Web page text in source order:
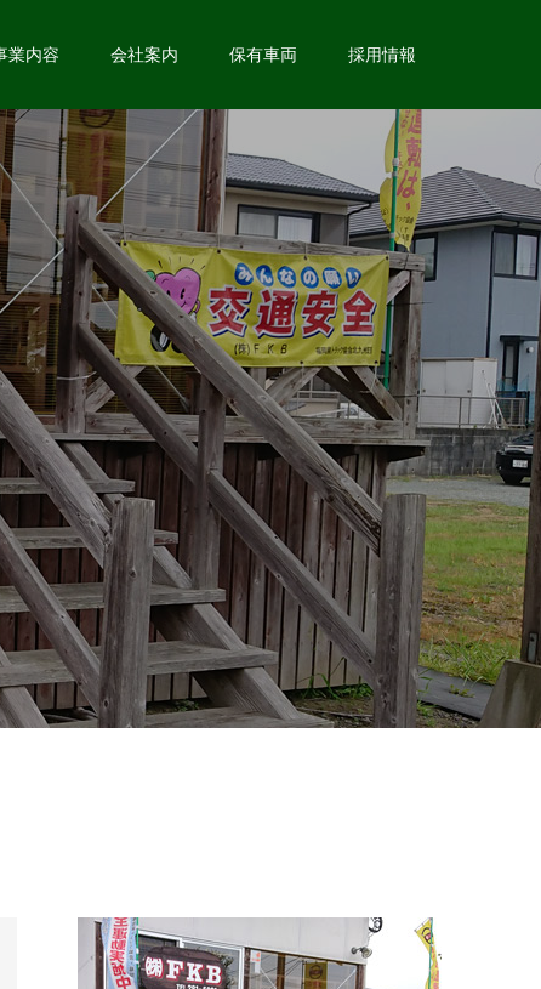
業内容 会社案内 保有車両 採用情報